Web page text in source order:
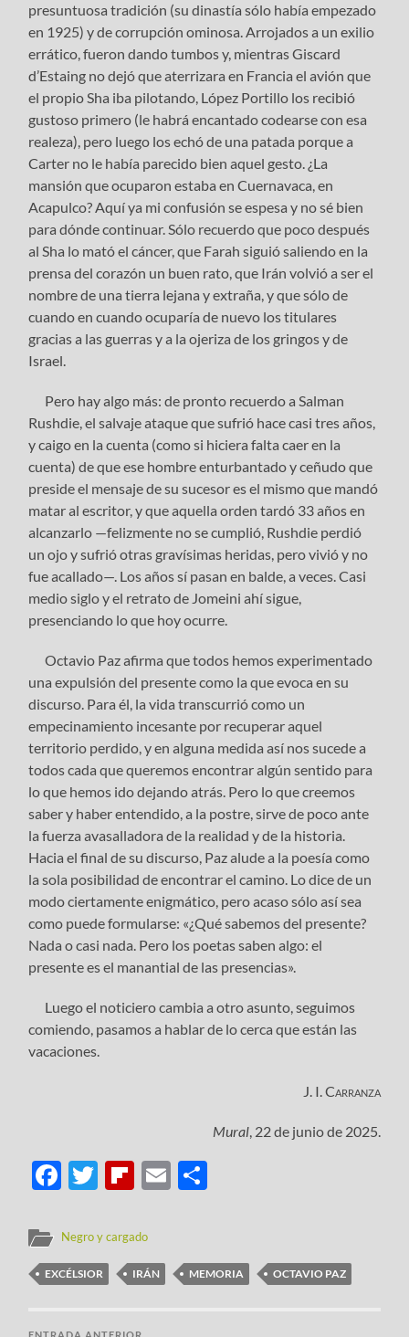
presuntuosa tradición (su dinastía sólo había empezado
en 1925) y de corrupción ominosa. Arrojados a un exilio
errático, fueron dando tumbos y, mientras Giscard
d’Estaing no dejó que aterrizara en Francia el avión que
el propio Sha iba pilotando, López Portillo los recibió
gustoso primero (le habrá encantado codearse con esa
realeza), pero luego los echó de una patada porque a
Carter no le había parecido bien aquel gesto. ¿La
mansión que ocuparon estaba en Cuernavaca, en
Acapulco? Aquí ya mi confusión se espesa y no sé bien
para dónde continuar. Sólo recuerdo que poco después
al Sha lo mató el cáncer, que Farah siguió saliendo en la
prensa del corazón un buen rato, que Irán volvió a ser el
nombre de una tierra lejana y extraña, y que sólo de
cuando en cuando ocuparía de nuevo los titulares
gracias a las guerras y a la ojeriza de los gringos y de
Israel.
Pero hay algo más: de pronto recuerdo a Salman
Rushdie, el salvaje ataque que sufrió hace casi tres años,
y caigo en la cuenta (como si hiciera falta caer en la
cuenta) de que ese hombre enturbantado y ceñudo que
preside el mensaje de su sucesor es el mismo que mandó
matar al escritor, y que aquella orden tardó 33 años en
alcanzarlo —felizmente no se cumplió, Rushdie perdió
un ojo y sufrió otras gravísimas heridas, pero vivió y no
fue acallado—. Los años sí pasan en balde, a veces. Casi
medio siglo y el retrato de Jomeini ahí sigue,
presenciando lo que hoy ocurre.
Octavio Paz afirma que todos hemos experimentado
una expulsión del presente como la que evoca en su
discurso. Para él, la vida transcurrió como un
empecinamiento incesante por recuperar aquel
territorio perdido, y en alguna medida así nos sucede a
todos cada que queremos encontrar algún sentido para
lo que hemos ido dejando atrás. Pero lo que creemos
saber y haber entendido, a la postre, sirve de poco ante
la fuerza avasalladora de la realidad y de la historia.
Hacia el final de su discurso, Paz alude a la poesía como
la sola posibilidad de encontrar el camino. Lo dice de un
modo ciertamente enigmático, pero acaso sólo así sea
como puede formularse: «¿Qué sabemos del presente?
Nada o casi nada. Pero los poetas saben algo: el
presente es el manantial de las presencias».
Luego el noticiero cambia a otro asunto, seguimos
comiendo, pasamos a hablar de lo cerca que están las
vacaciones.
J. I. Carranza
Mural, 22 de junio de 2025.
Facebook
Twitter
Flipboard
Email
Negro y cargado
EXCÉLSIOR IRÁN MEMORIA OCTAVIO PAZ